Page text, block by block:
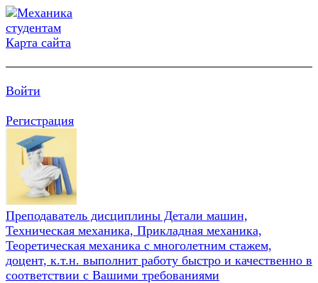
Карта сайта
Войти
Регистрация
Преподаватель дисциплины Детали машин,
Техническая механика, Прикладная механика,
Теоретическая механика с многолетним стажем,
доцент, к.т.н. выполнит работу быстро и качественно в
соответствии с Вашими требованиями